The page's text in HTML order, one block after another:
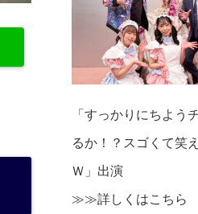
「すっかりにちよ
るか！？スゴくて笑
Ｗ」出演
≫≫詳しくはこちら